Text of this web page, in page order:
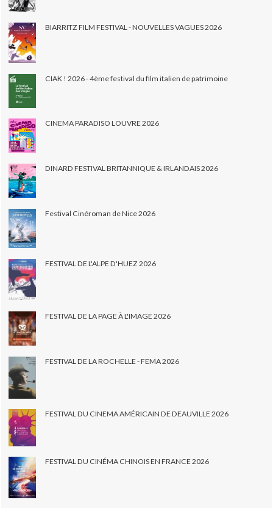
BIARRITZ FILM FESTIVAL - NOUVELLES VAGUES 2026
CIAK ! 2026 - 4ème festival du film italien de patrimoine
CINEMA PARADISO LOUVRE 2026
DINARD FESTIVAL BRITANNIQUE & IRLANDAIS 2026
Festival Cinéroman de Nice 2026
FESTIVAL DE L'ALPE D'HUEZ 2026
FESTIVAL DE LA PAGE À L'IMAGE 2026
FESTIVAL DE LA ROCHELLE - FEMA 2026
FESTIVAL DU CINEMA AMÉRICAIN DE DEAUVILLE 2026
FESTIVAL DU CINÉMA CHINOIS EN FRANCE 2026